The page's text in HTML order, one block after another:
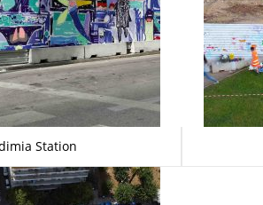
Station